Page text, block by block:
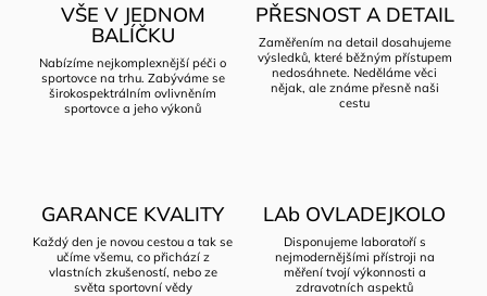
VŠE V JEDNOM
BALÍČKU
Nabízíme nejkomplexnější péči o
sportovce na trhu. Zabýváme se
širokospektrálním ovlivněním
sportovce a jeho výkonů
PŘESNOST A DETAIL
Zaměřením na detail dosahujeme
výsledků, které běžným přístupem
nedosáhnete. Neděláme věci
nějak, ale známe přesně naši
cestu
GARANCE KVALITY
Každý den je novou cestou a tak se
učíme všemu, co přichází z
vlastních zkušeností, nebo ze
světa sportovní vědy
LAb OVLADEJKOLO
Disponujeme laboratoří s
nejmodernějšími přístroji na
měření tvojí výkonnosti a
zdravotních aspektů